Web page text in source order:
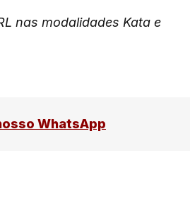
nas modalidades Kata e
WhatsApp